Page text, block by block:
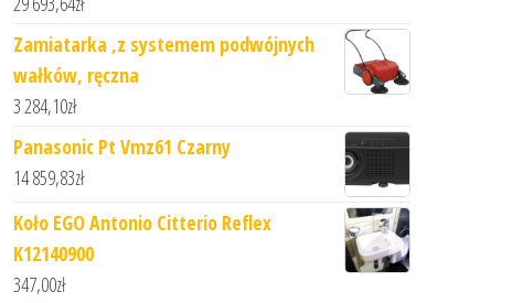
Zamiatarka ,z systemem podwójnych
wałków, ręczna
3 284,10zł
Panasonic Pt Vmz61 Czarny
14 859,83zł
Koło EGO Antonio Citterio Reflex
K12140900
347,00zł